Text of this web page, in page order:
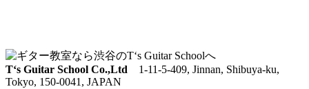
T‘s Guitar School Co.,Ltd
1-11-5-409, Jinnan, Shibuya-ku,
Tokyo, 150-0041, JAPAN